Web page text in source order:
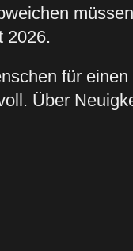
2026.
für
Über